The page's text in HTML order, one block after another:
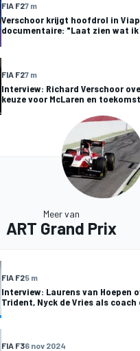
FIA F27 m
Verschoor krijgt hoofdrol in
documentaire: "Laat zien wat ik
FIA F27 m
Interview: Richard Verschoor
keuze voor McLaren en
Meer van
ART Grand Prix
FIA F25 m
Interview: Laurens van Hoepen
Trident, Nyck de Vries als coach
FIA F36 nov 2024